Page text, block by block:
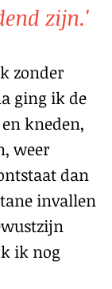
zijn.'
zonder
ging ik de
kneden,
weer
dan
invallen
ik nog